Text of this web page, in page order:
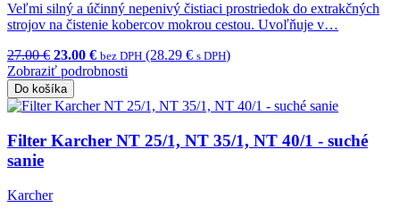
Veľmi silný a účinný nepenivý čistiaci prostriedok do extrakčných
strojov na čistenie kobercov mokrou cestou. Uvoľňuje v…
27.00 € 23.00 € bez DPH (28.29 € s DPH)
Zobraziť podrobnosti
Do košíka
Filter Karcher NT 25/1, NT 35/1, NT 40/1 - suché
sanie
Karcher